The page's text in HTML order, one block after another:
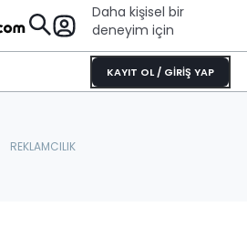
Daha kişisel bir
deneyim için
KAYIT OL / GİRİŞ YAP